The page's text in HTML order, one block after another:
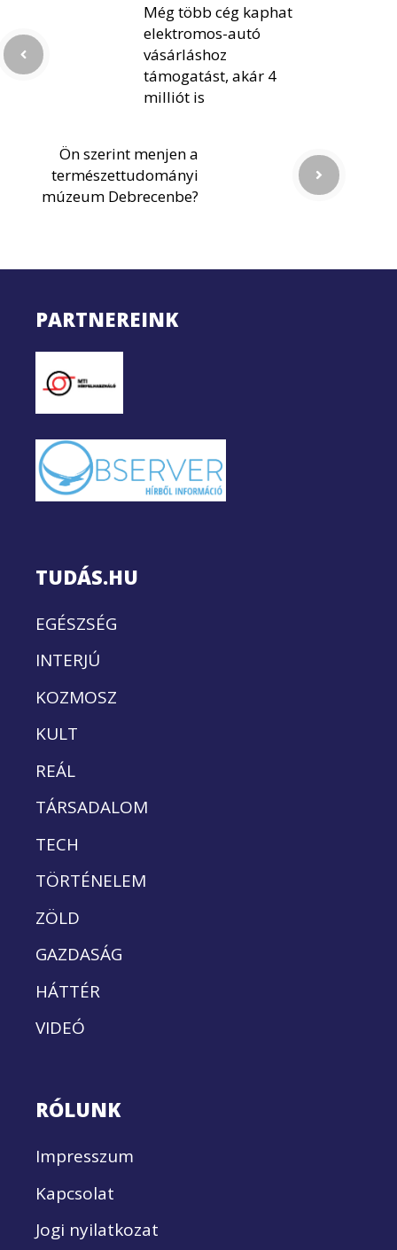
Még több cég kaphat
elektromos-autó
vásárláshoz
támogatást, akár 4
milliót is
Ön szerint menjen a
természettudományi
múzeum Debrecenbe?
PARTNEREINK
TUDÁS.HU
EGÉSZSÉG
INTERJÚ
KOZMOSZ
KULT
REÁL
TÁRSADALOM
TECH
TÖRTÉNELEM
ZÖLD
GAZDASÁG
HÁTTÉR
VIDEÓ
RÓLUNK
Impresszum
Kapcsolat
Jogi nyilatkozat